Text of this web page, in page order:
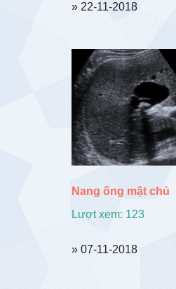
» 22-11-2018
Nang ống mật chủ
Lượt xem: 123
» 07-11-2018